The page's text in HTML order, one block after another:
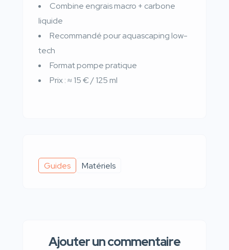
Combine engrais macro + carbone
liquide
Recommandé pour aquascaping low-
tech
Format pompe pratique
Prix : ≈ 15 € / 125 ml
Guides Matériels
Ajouter un commentaire